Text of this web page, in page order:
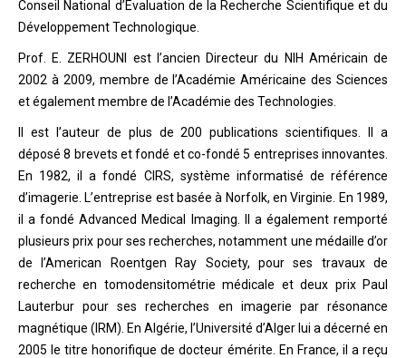
Conseil National d’Evaluation de la Recherche Scientifique et du
Développement Technologique.
Prof. E. ZERHOUNI est l’ancien Directeur du NIH Américain de
2002 à 2009, membre de l’Académie Américaine des Sciences
et également membre de l’Académie des Technologies.
Il est l’auteur de plus de 200 publications scientifiques. Il a
déposé 8 brevets et fondé et co-fondé 5 entreprises innovantes.
En 1982, il a fondé CIRS, système informatisé de référence
d’imagerie. L’entreprise est basée à Norfolk, en Virginie. En 1989,
il a fondé Advanced Medical Imaging. Il a également remporté
plusieurs prix pour ses recherches, notamment une médaille d’or
de l’American Roentgen Ray Society, pour ses travaux de
recherche en tomodensitométrie médicale et deux prix Paul
Lauterbur pour ses recherches en imagerie par résonance
magnétique (IRM). En Algérie, l’Université d’Alger lui a décerné en
2005 le titre honorifique de docteur émérite. En France, il a reçu